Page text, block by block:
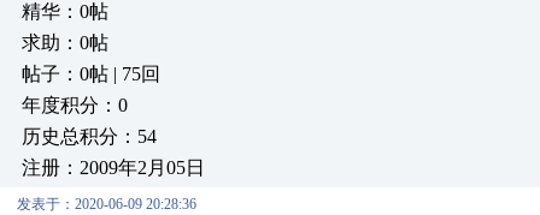
精华：0帖
求助：0帖
帖子：0帖 | 75回
年度积分：0
历史总积分：54
注册：2009年2月05日
发表于：2020-06-09 20:28:36